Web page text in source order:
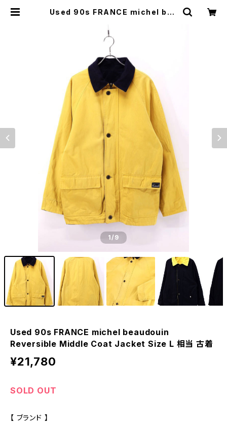
Used 90s FRANCE michel bea
t Jacket Size L 相当 古着 | ear
vintage&culture store
1/9
Used 90s FRANCE michel beaudouin
Reversible Middle Coat Jacket Size L 相当 古着
¥21,780
SOLD OUT
【 ブランド 】